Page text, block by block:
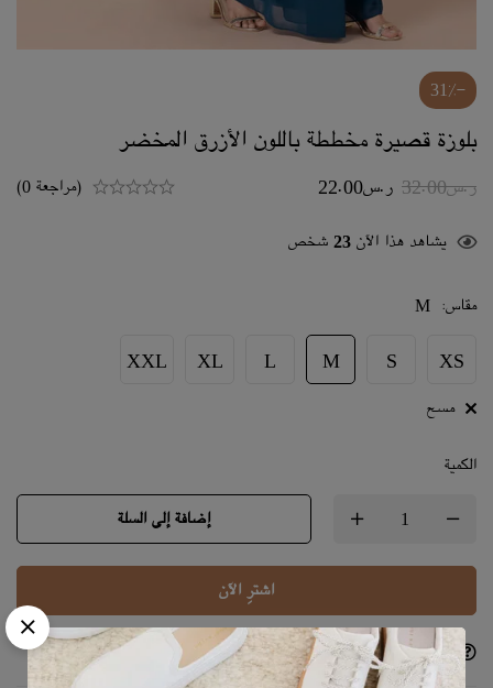
-31%
بلوزة قصيرة مخططة باللون الأزرق المخضر
ر.س32.00 ر.س22.00 (مراجعة 0)
يشاهد هذا الآن 23 شخص
مقاس:
M
XS
S
M
L
XL
XXL
مسح
الكمية
إضافة إلى السلة
اشترِ الآن
اسئلنا شارك